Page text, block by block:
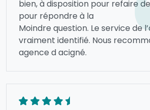
bien, à disposition pour refaire
pour répondre à la
Moindre question. Le service de
vraiment identifié. Nous
agence d acigné.